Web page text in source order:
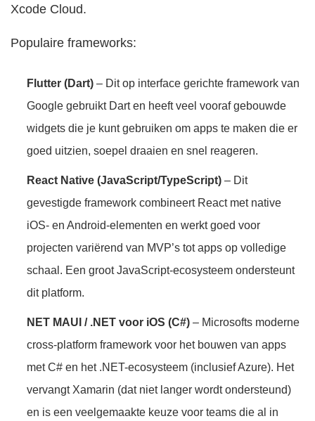
Xcode Cloud.
Populaire frameworks:
Flutter (Dart) – Dit op interface gerichte framework van
Google gebruikt Dart en heeft veel vooraf gebouwde
widgets die je kunt gebruiken om apps te maken die er
goed uitzien, soepel draaien en snel reageren.
React Native (JavaScript/TypeScript) – Dit
gevestigde framework combineert React met native
iOS- en Android-elementen en werkt goed voor
projecten variërend van MVP’s tot apps op volledige
schaal. Een groot JavaScript-ecosysteem ondersteunt
dit platform.
NET MAUI / .NET voor iOS (C#) – Microsofts moderne
cross-platform framework voor het bouwen van apps
met C# en het .NET-ecosysteem (inclusief Azure). Het
vervangt Xamarin (dat niet langer wordt ondersteund)
en is een veelgemaakte keuze voor teams die al in